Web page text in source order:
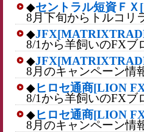
◆セントラル短資Ｆ
8月下旬からトルコリ
◆
8/1から羊飼いのFXブ
◆
8月のキャンペーン情
◆ヒロセ通商[LION
8/1から羊飼いのFXブ
◆ヒロセ通商[LION
8月のキャンペーン情